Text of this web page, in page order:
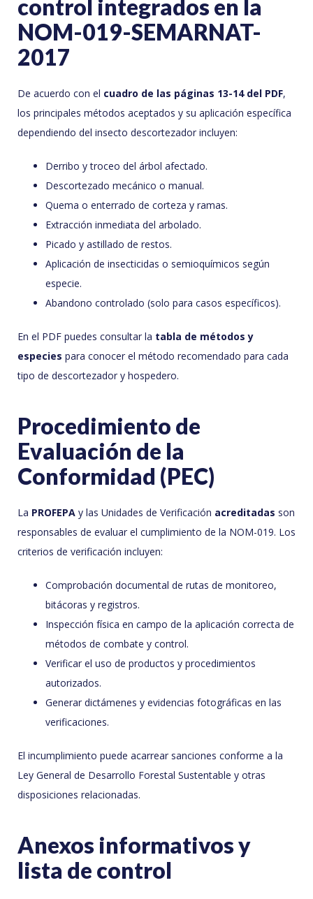
control integrados en la
NOM-019-SEMARNAT-
2017
De acuerdo con el cuadro de las páginas 13-14 del PDF,
los principales métodos aceptados y su aplicación específica
dependiendo del insecto descortezador incluyen:
Derribo y troceo del árbol afectado.
Descortezado mecánico o manual.
Quema o enterrado de corteza y ramas.
Extracción inmediata del arbolado.
Picado y astillado de restos.
Aplicación de insecticidas o semioquímicos según
especie.
Abandono controlado (solo para casos específicos).
En el PDF puedes consultar la tabla de métodos y
especies para conocer el método recomendado para cada
tipo de descortezador y hospedero.
Procedimiento de
Evaluación de la
Conformidad (PEC)
La PROFEPA y las Unidades de Verificación acreditadas son
responsables de evaluar el cumplimiento de la NOM-019. Los
criterios de verificación incluyen:
Comprobación documental de rutas de monitoreo,
bitácoras y registros.
Inspección física en campo de la aplicación correcta de
métodos de combate y control.
Verificar el uso de productos y procedimientos
autorizados.
Generar dictámenes y evidencias fotográficas en las
verificaciones.
El incumplimiento puede acarrear sanciones conforme a la
Ley General de Desarrollo Forestal Sustentable y otras
disposiciones relacionadas.
Anexos informativos y
lista de control